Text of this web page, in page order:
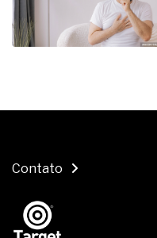
Contato